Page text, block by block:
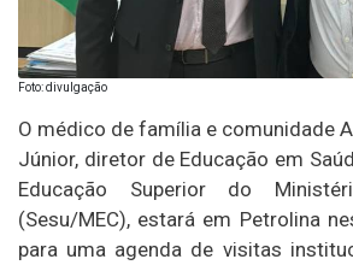
Foto: divulgação
O médico de família e comunidade
Júnior, diretor de Educação em
Educação Superior do
(Sesu/MEC), estará em Petrolina
para uma agenda de visitas